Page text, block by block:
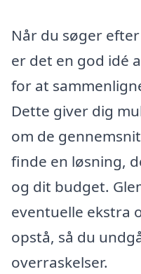
Når du søger
er det en god idé
for at
Dette giver dig
om de
finde en løsning,
og dit budget.
eventuelle ekstra
opstå, så du
overraskelser.